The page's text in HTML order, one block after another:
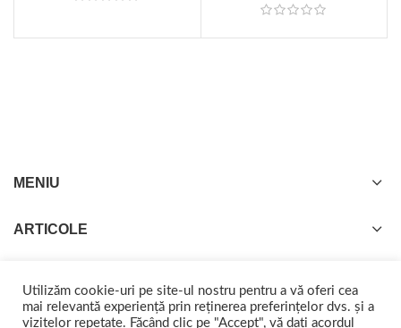
MENIU
ARTICOLE
Utilizăm cookie-uri pe site-ul nostru pentru a vă oferi cea
mai relevantă experiență prin reținerea preferințelor dvs. și a
vizitelor repetate. Făcând clic pe "Accept", vă dați acordul